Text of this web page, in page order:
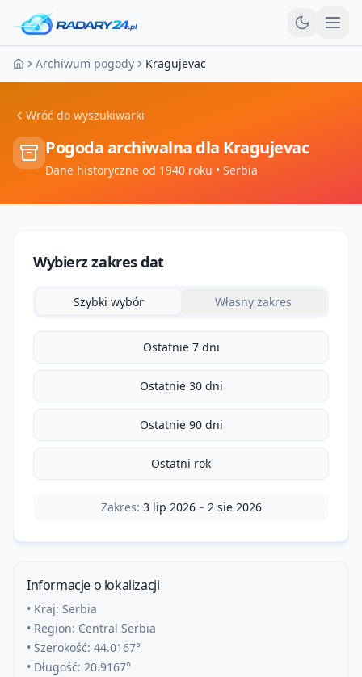
Strona główna
Archiwum pogody Kragujevac
Wróć do wyszukiwarki
Pogoda archiwalna dla Kragujevac
Dane historyczne od 1940 roku • Serbia
Wybierz zakres dat
Szybki wybór Własny zakres
Ostatnie 7 dni
Ostatnie 30 dni
Ostatnie 90 dni
Ostatni rok
Zakres: 3 lip 2026– 2 sie 2026
Informacje o lokalizacji
• Kraj: Serbia
• Region: Central Serbia
• Szerokość: 44.0167°
• Długość: 20.9167°